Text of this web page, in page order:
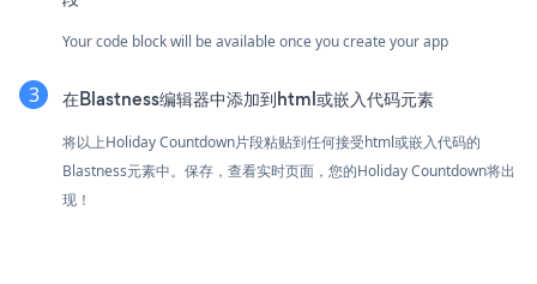
Your code block will be available once you create your app
在Blastness编辑器中添加到html或嵌入代码元素
将以上Holiday Countdown片段粘贴到任何接受html或嵌入代码的
Blastness元素中。保存，查看实时页面，您的Holiday Countdown将出
现！